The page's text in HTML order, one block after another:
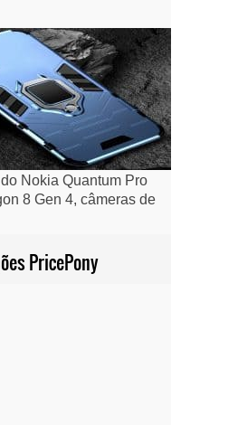
Nokia Quantum Pro
8 Gen 4, câmeras de
PricePony